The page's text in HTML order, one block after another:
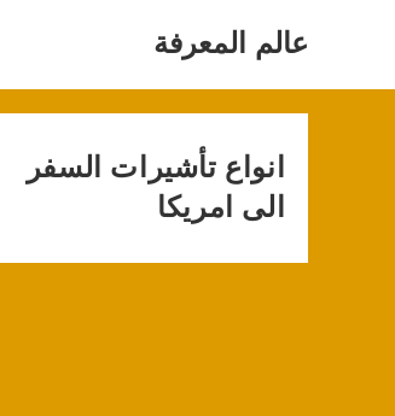
عالم المعرفة
انواع تأشيرات السفر
الى امريكا